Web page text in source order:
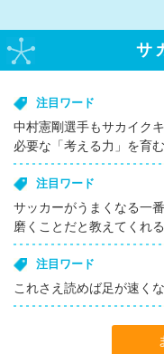
サ
注目ワード
中村憲剛選手もサカイク
必要な「考える力」を育
注目ワード
サッカーがうまくなる一
磨くことだと教えてくれ
注目ワード
これさえ読めば足が速く